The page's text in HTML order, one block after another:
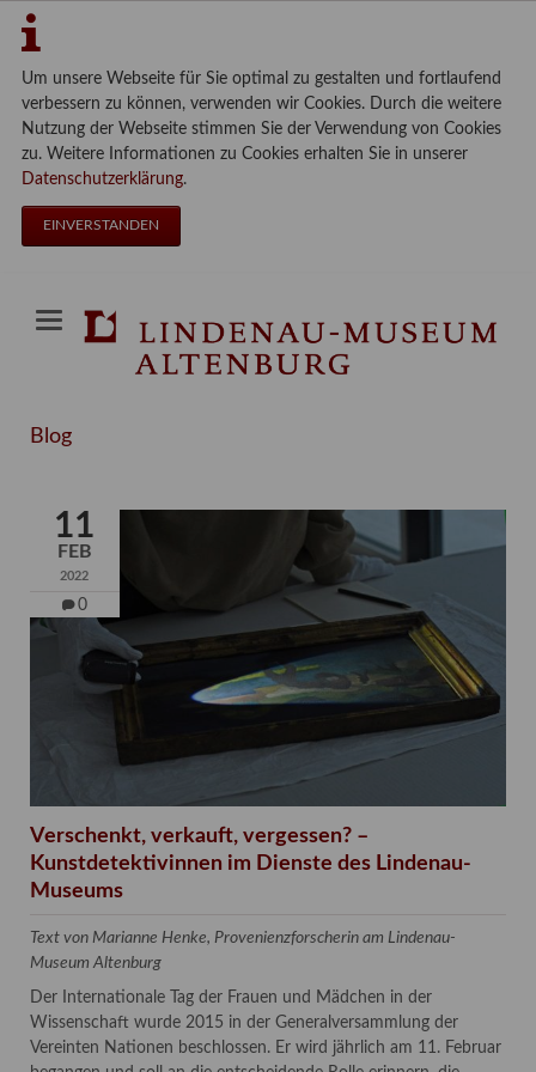
Um unsere Webseite für Sie optimal zu gestalten und fortlaufend
verbessern zu können, verwenden wir Cookies. Durch die weitere
Nutzung der Webseite stimmen Sie der Verwendung von Cookies
zu. Weitere Informationen zu Cookies erhalten Sie in unserer
Datenschutzerklärung.
EINVERSTANDEN
Blog
11
FEB
2022
0
Verschenkt, verkauft, vergessen? –
Kunstdetektivinnen im Dienste des Lindenau-
Museums
Text von Marianne Henke, Provenienzforscherin am Lindenau-
Museum Altenburg
Der Internationale Tag der Frauen und Mädchen in der
Wissenschaft wurde 2015 in der Generalversammlung der
Vereinten Nationen beschlossen. Er wird jährlich am 11. Februar